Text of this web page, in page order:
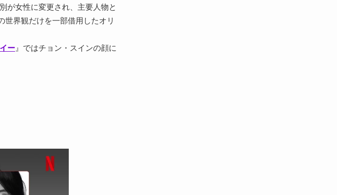
が女性に変更され、主要人物と
界観だけを一部借用したオリ
ー』ではチョン・スインの顔に